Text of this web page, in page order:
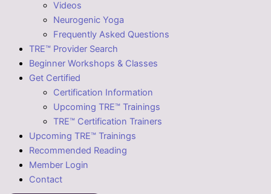
Videos
Neurogenic Yoga
Frequently Asked Questions
TRE™ Provider Search
Beginner Workshops & Classes
Get Certified
Certification Information
Upcoming TRE™ Trainings
TRE™ Certification Trainers
Upcoming TRE™ Trainings
Recommended Reading
Member Login
Contact